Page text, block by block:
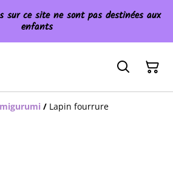
sur ce site ne sont pas destinées aux
enfants
/ Lapin fourrure